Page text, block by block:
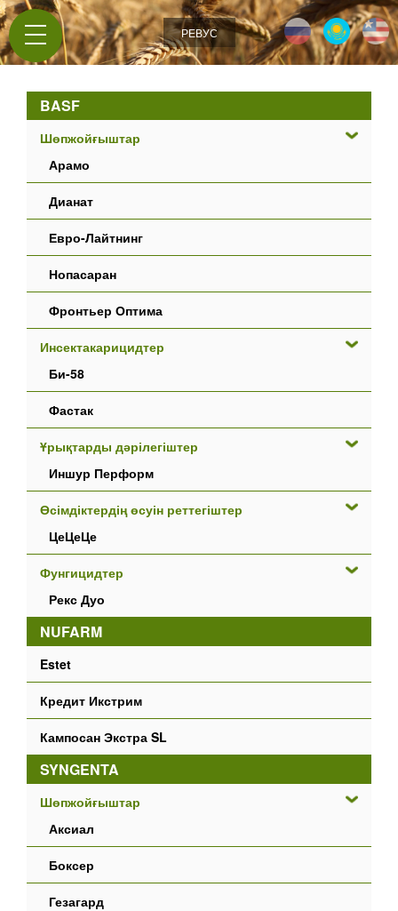
Jump to navigation
РЕВУС
BASF
Шөпжойғыштар
Арамо
Дианат
Евро-Лайтнинг
Нопасаран
Фронтьер Оптима
Инсектакарицидтер
Би-58
Фастак
Ұрықтарды дәрілегіштер
Иншур Перформ
Өсімдіктердің өсуін реттегіштер
ЦеЦеЦе
Фунгицидтер
Рекс Дуо
NUFARM
Estet
Кредит Икстрим
Кампосан Экстра SL
SYNGENTA
Шөпжойғыштар
Аксиал
Боксер
Гезагард